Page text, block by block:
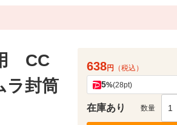
CC
封筒
638円 （税込）
5%(28pt)
在庫あり 数量 1